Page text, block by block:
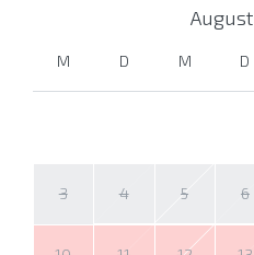
August
M D M D
3 4 5 6